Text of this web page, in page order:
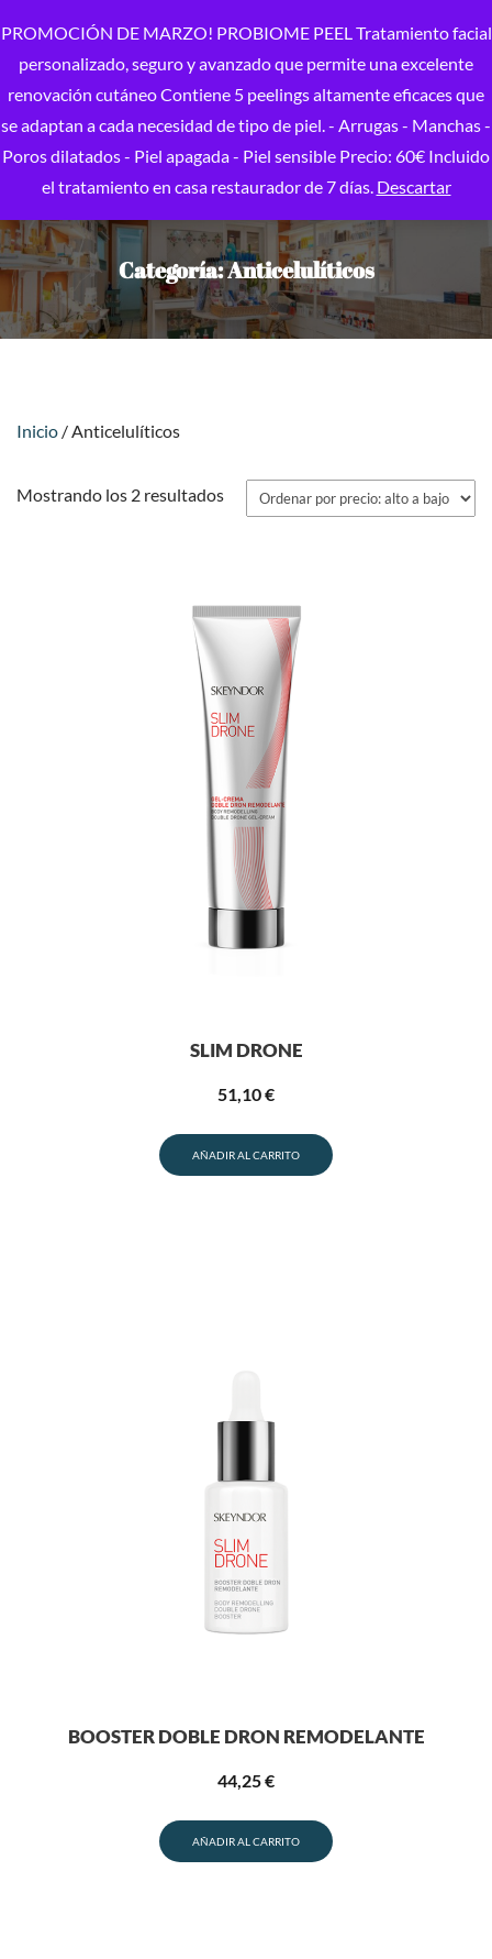
Categoría:Anticelulíticos
Inicio / Anticelulíticos
Mostrando los 2 resultadosOrdenado
por
a
SLIM DRONE
51,10€
AÑADIR AL CARRITO
BOOSTER DOBLE DRON REMODELANTE
44,25€
AÑADIR AL CARRITO
PROMOCIÓN DE MARZO! PROBIOME PEEL Tratamiento facial
personalizado, seguro y avanzado que permite una excelente
renovación cutáneo Contiene 5 peelings altamente eficaces que
se adaptan a cada necesidad de tipo de piel. - Arrugas - Manchas -
Poros dilatados - Piel apagada - Piel sensible Precio: 60€ Incluido
el tratamiento en casa restaurador de 7 días. Descartar